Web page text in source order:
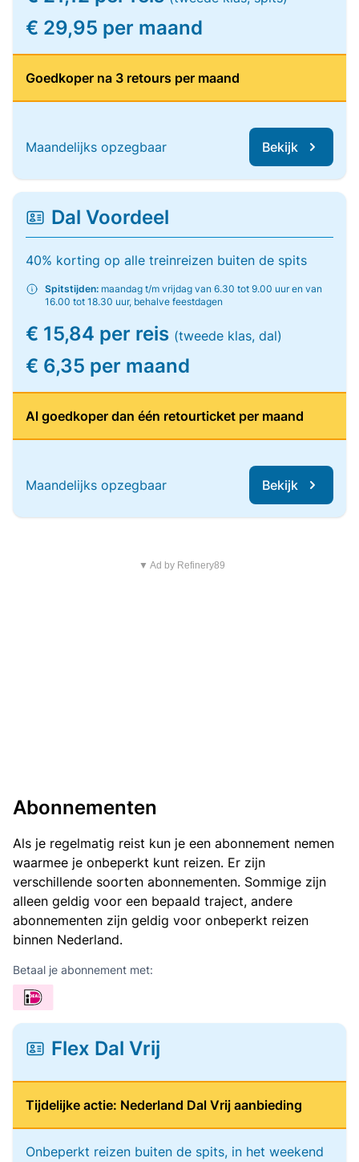
€ 29,95 per maand
Goedkoper na 3 retours per maand
Maandelijks opzegbaar Bekijk
Dal Voordeel
40% korting op alle treinreizen buiten de spits
Spitstijden: maandag t/m vrijdag van 6.30 tot 9.00 uur en van
16.00 tot 18.30 uur, behalve feestdagen
€ 15,84 per reis (tweede klas, dal)
€ 6,35 per maand
Al goedkoper dan één retourticket per maand
Maandelijks opzegbaar Bekijk
▼ Ad by Refinery89
Abonnementen
Als je regelmatig reist kun je een abonnement nemen
waarmee je onbeperkt kunt reizen. Er zijn
verschillende soorten abonnementen. Sommige zijn
alleen geldig voor een bepaald traject, andere
abonnementen zijn geldig voor onbeperkt reizen
binnen Nederland.
Betaal je abonnement met:
Flex Dal Vrij
Tijdelijke actie: Nederland Dal Vrij aanbieding
Onbeperkt reizen buiten de spits, in het weekend